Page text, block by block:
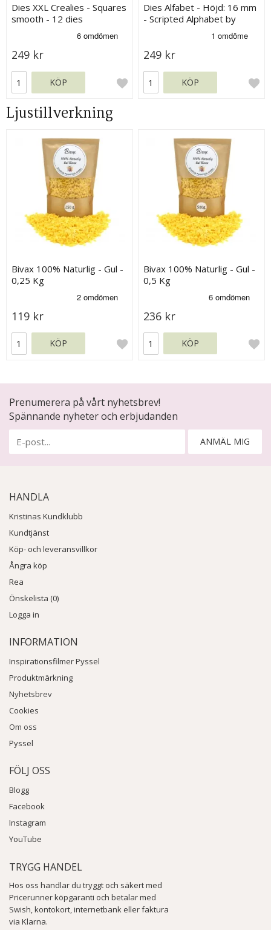
Dies XXL Crealies - Squares
smooth - 12 dies
249 kr
KÖP
Dies Alfabet - Höjd: 16 mm
- Scripted Alphabet by
249 kr
KÖP
Ljustillverkning
Bivax 100% Naturlig - Gul -
0,25 Kg
119 kr
KÖP
Bivax 100% Naturlig - Gul -
0,5 Kg
236 kr
KÖP
Prenumerera på vårt nyhetsbrev!
Spännande nyheter och erbjudanden
ANMÄL MIG
HANDLA
Kristinas Kundklubb
Kundtjänst
Köp- och leveransvillkor
Ångra köp
Rea
Önskelista (0)
Logga in
INFORMATION
Inspirationsfilmer Pyssel
Produktmärkning
Nyhetsbrev
Cookies
Om oss
Pyssel
FÖLJ OSS
Blogg
Facebook
Instagram
YouTube
TRYGG HANDEL
Hos oss handlar du tryggt och säkert med
Pricerunner köpgaranti och betalar med
Swish, kontokort, internetbank eller faktura
via Klarna.